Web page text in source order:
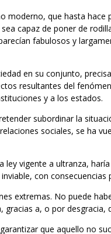
moderno, que hasta
capaz de poner de
fabulosos y
en su conjunto,
resultantes del
y a los estados.
subordinar la
sociales, se ha
ley vigente a ultranza,
con
extremas. No puede
a, o por desgracia,
que aquello no